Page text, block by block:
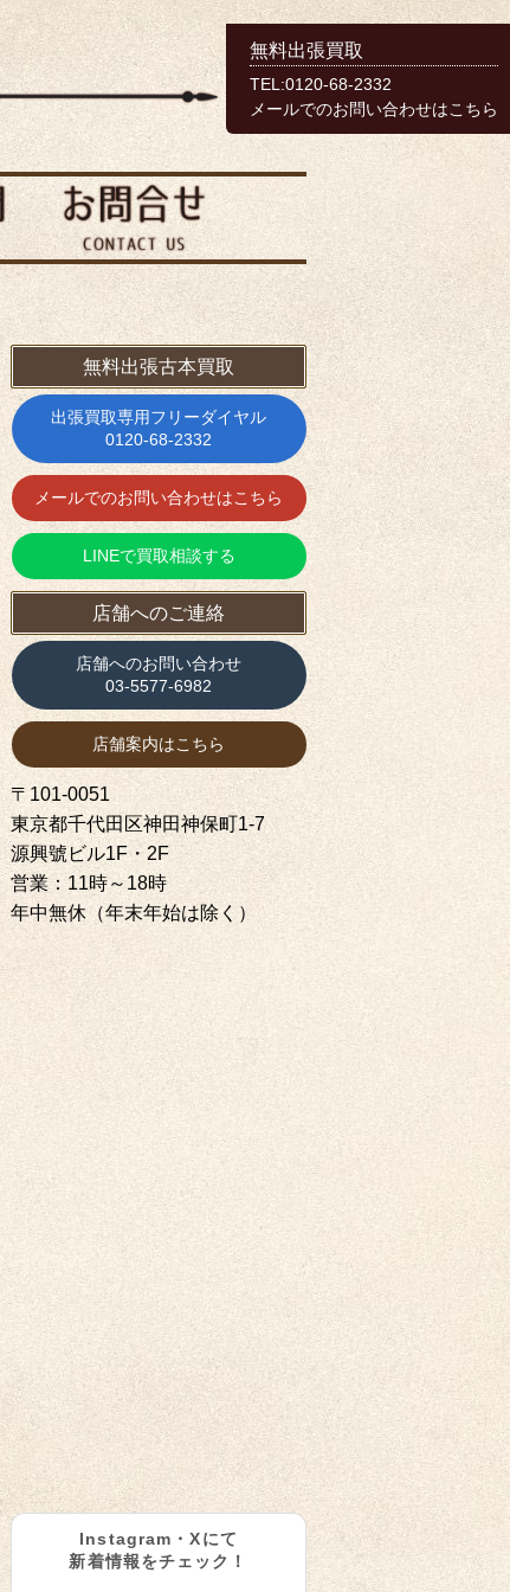
無料出張古本買取
出張買取専用フリーダイヤル
0120-68-2332
メールでのお問い合わせはこちら
LINEで買取相談する
店舗へのご連絡
店舗へのお問い合わせ
03-5577-6982
店舗案内はこちら
〒101-0051
東京都千代田区神田神保町1‐7
源興號ビル1F・2F
営業：11時～18時
年中無休（年末年始は除く）
Instagram・Xにて
新着情報をチェック！
無料出張買取
TEL:0120-68-2332
メールでのお問い合わせはこちら